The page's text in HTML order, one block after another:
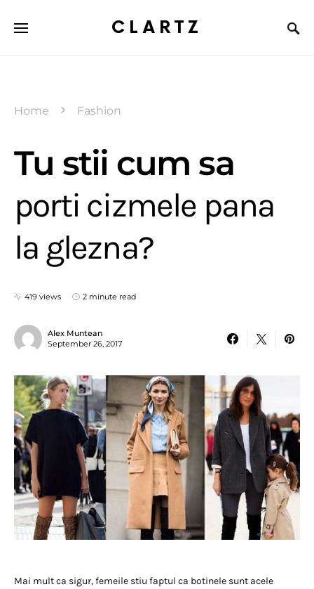
CLARTZ
Home Fashion
Tu stii cum sa
porti cizmele pana
la glezna?
419 views 2 minute read
Alex Muntean
September 26, 2017
Mai mult ca sigur, femeile stiu faptul ca botinele sunt acele